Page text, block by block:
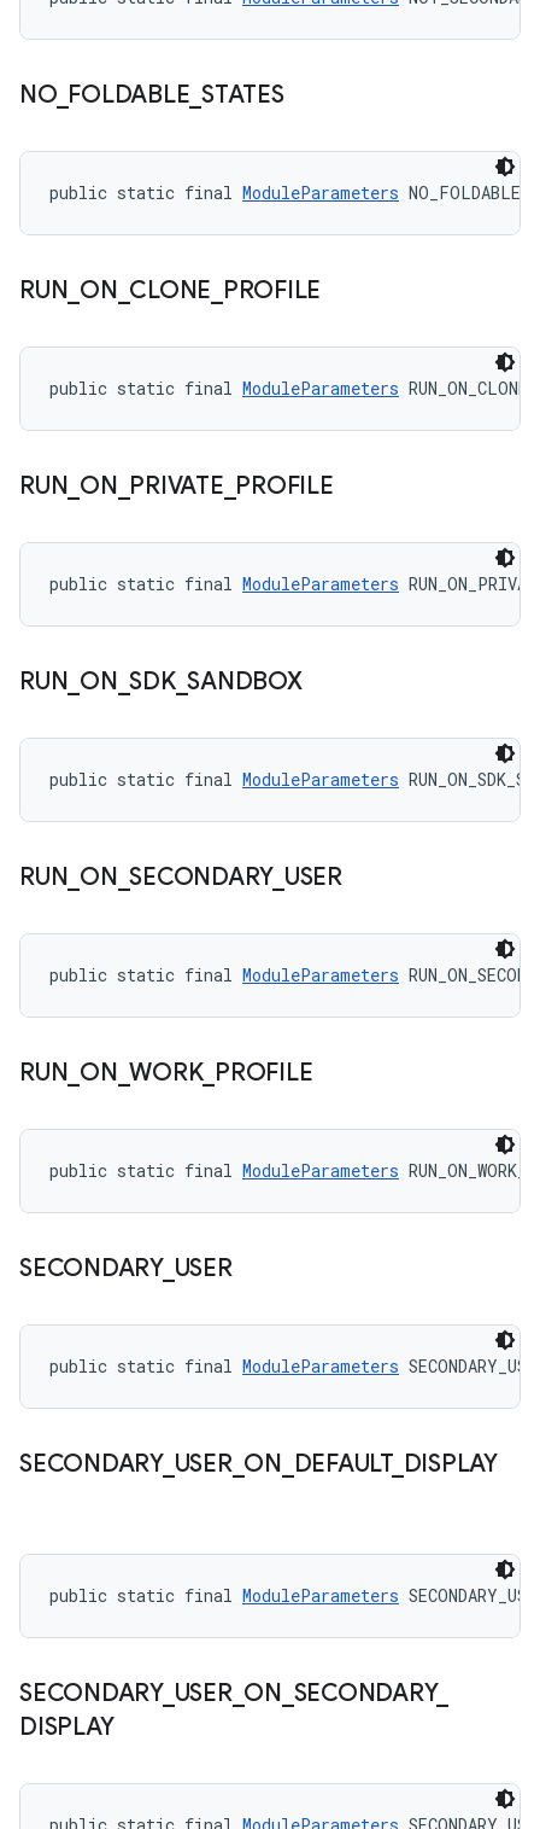
NO_ FOLDABLE STATES
public static final ModuleParameters
RUN ON CLONE PROFILE
public static final ModuleParameters
RUN ON PRIVATE PROFILE
public static final ModuleParameters
RUN ON _SDK_SANDBOX
public static final ModuleParameters
RUN ON _SECONDARY_ USER
public static final ModuleParameters
RUN ON _WORK_ PROFILE
public static final ModuleParameters
SECONDARY_ USER
public static final ModuleParameters
SECONDARY_ USER_ ON DEFAULT_ DISPLAY
public static final ModuleParameters
SECONDARY_ USER_ ON SECONDARY_
DISPLAY